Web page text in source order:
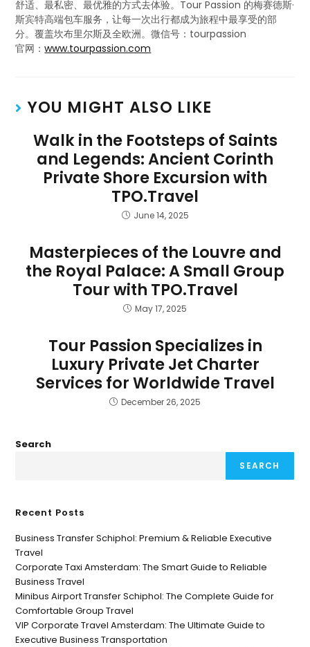
舒适、最私密、最优雅的方式去体验。Tour Passion 的梅赛德斯·
斯宾特高端包车服务，让每一次出行都成为旅程中最享受的部
分。覆盖坎布里尔斯及全欧洲。微信号：tourpassion
官网：www.tourpassion.com
YOU MIGHT ALSO LIKE
Walk in the Footsteps of Saints
and Legends: Ancient Corinth
Private Shore Excursion with
TPO.Travel
June 14, 2025
Masterpieces of the Louvre and
the Royal Palace: A Small Group
Tour with TPO.Travel
May 17, 2025
Tour Passion Specializes in
Luxury Private Jet Charter
Services for Worldwide Travel
December 26, 2025
Search
SEARCH
Recent Posts
Business Transfer Schiphol: Premium & Reliable Executive
Travel
Corporate Taxi Amsterdam: The Smart Guide to Reliable
Business Travel
Minibus Airport Transfer Schiphol: The Complete Guide for
Comfortable Group Travel
VIP Corporate Travel Amsterdam: The Ultimate Guide to
Executive Business Transportation